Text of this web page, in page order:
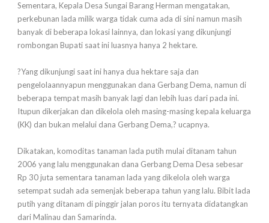
Sementara, Kepala Desa Sungai Barang Herman mengatakan,
perkebunan lada milik warga tidak cuma ada di sini namun masih
banyak di beberapa lokasi lainnya, dan lokasi yang dikunjungi
rombongan Bupati saat ini luasnya hanya 2 hektare.
?Yang dikunjungi saat ini hanya dua hektare saja dan
pengelolaannyapun menggunakan dana Gerbang Dema, namun di
beberapa tempat masih banyak lagi dan lebih luas dari pada ini.
Itupun dikerjakan dan dikelola oleh masing-masing kepala keluarga
(KK) dan bukan melalui dana Gerbang Dema,? ucapnya.
Dikatakan, komoditas tanaman lada putih mulai ditanam tahun
2006 yang lalu menggunakan dana Gerbang Dema Desa sebesar
Rp 30 juta sementara tanaman lada yang dikelola oleh warga
setempat sudah ada semenjak beberapa tahun yang lalu. Bibit lada
putih yang ditanam di pinggir jalan poros itu ternyata didatangkan
dari Malinau dan Samarinda.